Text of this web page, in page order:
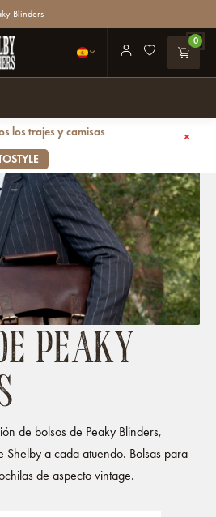
Blinders
0
los trajes y camisas
PEAKY
de bolsos de Peaky Blinders,
Shelby a cada atuendo. Bolsas para
de aspecto vintage.